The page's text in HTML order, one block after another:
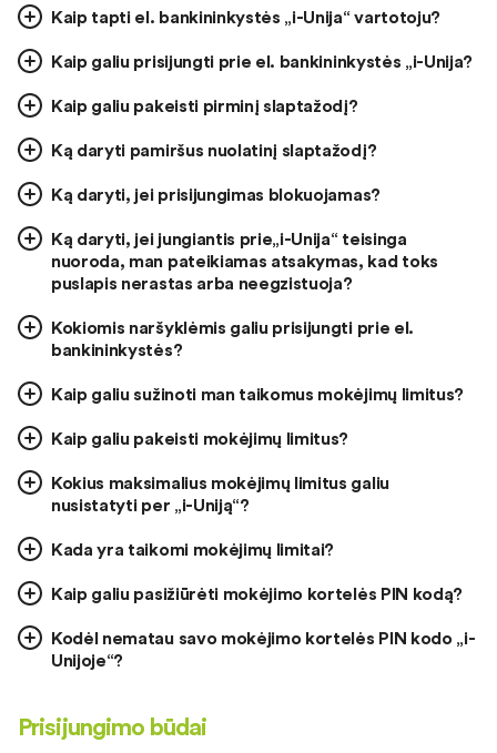
Kaip tapti el. bankininkystės „i-Unija“ vartotoju?
Kaip galiu prisijungti prie el. bankininkystės „i-Unija?
Kaip galiu pakeisti pirminį slaptažodį?
Ką daryti pamiršus nuolatinį slaptažodį?
Ką daryti, jei prisijungimas blokuojamas?
Ką daryti, jei jungiantis prie„i-Unija“ teisinga
nuoroda, man pateikiamas atsakymas, kad toks
puslapis nerastas arba neegzistuoja?
Kokiomis naršyklėmis galiu prisijungti prie el.
bankininkystės?
Kaip galiu sužinoti man taikomus mokėjimų limitus?
Kaip galiu pakeisti mokėjimų limitus?
Kokius maksimalius mokėjimų limitus galiu
nusistatyti per „i-Uniją“?
Kada yra taikomi mokėjimų limitai?
Kaip galiu pasižiūrėti mokėjimo kortelės PIN kodą?
Kodėl nematau savo mokėjimo kortelės PIN kodo „i-
Unijoje“?
Prisijungimo būdai